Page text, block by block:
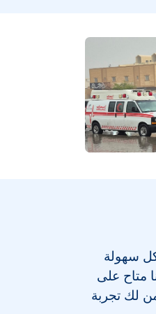
سهولة
متاح على
لك تجربة